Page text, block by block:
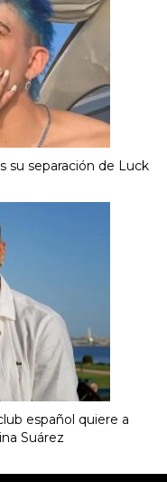
su separación de Luck
español quiere a
Suárez